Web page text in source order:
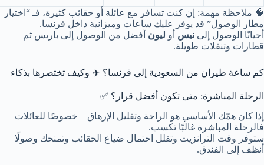
🧠 ملاحظة مهمة: إن كنت تسافر مع عائلة أو حقائب كثيرة، فـ “اختيار
مطار الوصول” قد يوفر عليك ساعات وميزانية داخل فرنسا.
أحيانًا الوصول إلى نيس أو ليون أفضل من الوصول إلى باريس ثم
قطارات وتنقلات طويلة.
كم ساعة طيران من السعودية إلى فرنسا؟ ✈️ وكيف تختصرها بذكاء
الرحلة المباشرة: متى تكون أفضل قرار؟ ✅
إذا كان همّك الأساسي هو الراحة وتقليل الإرهاق—خصوصًا للعائلات—
فالرحلة المباشرة غالبًا تكسب.
ستوفر وقت الترانزيت وتقلل احتمال ضياع الحقائب وتمنحك وصولًا
أنظف إلى الفندق.